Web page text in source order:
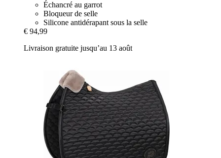
Échancré au garrot
Bloqueur de selle
Silicone antidérapant sous la selle
€ 94,99
Livraison gratuite jusqu’au 13 août